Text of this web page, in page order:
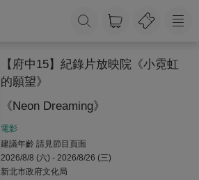
【府中15】紀錄片放映院《小霓虹
的願望》
《Neon Dreaming》
電影
建議年齡 請見節目頁面
2026/8/8 (六) - 2026/8/26 (三)
新北市政府文化局